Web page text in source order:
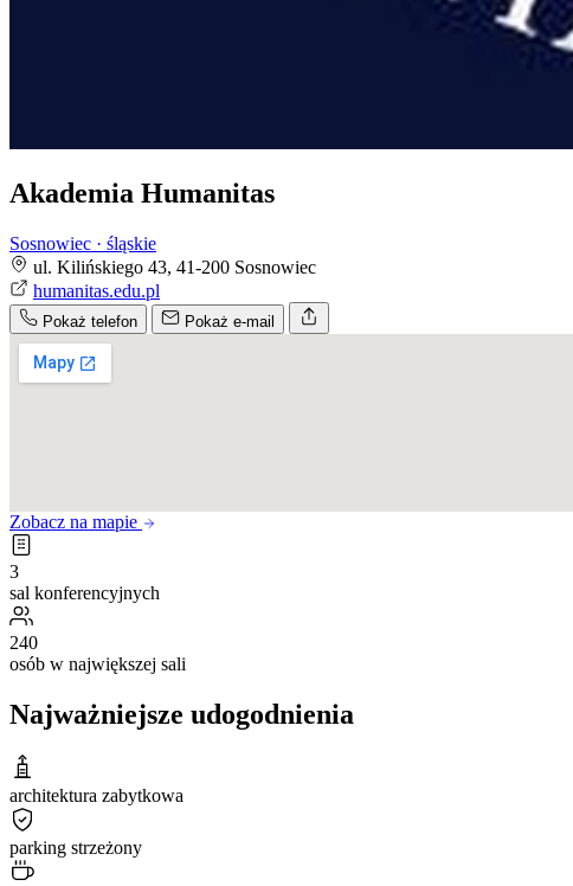
Akademia Humanitas
Sosnowiec · śląskie
ul. Kilińskiego 43, 41-200 Sosnowiec
humanitas.edu.pl
Pokaż telefon Pokaż e-mail
Zobacz na mapie
3
sal konferencyjnych
240
osób w największej sali
Najważniejsze udogodnienia
architektura zabytkowa
parking strzeżony